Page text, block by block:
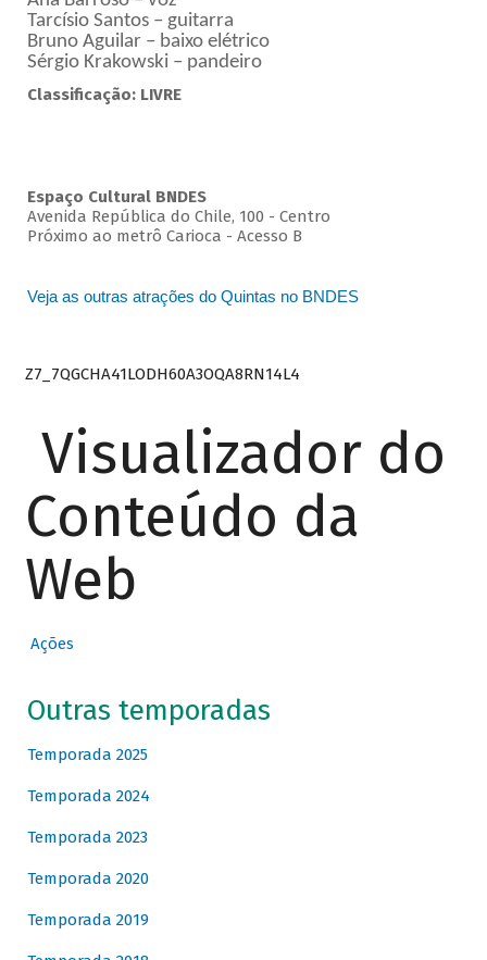
Tarcísio Santos – guitarra
Bruno Aguilar – baixo elétrico
Sérgio Krakowski – pandeiro
Classificação: LIVRE
Espaço Cultural BNDES
Avenida República do Chile, 100 - Centro
Próximo ao metrô Carioca - Acesso B
Veja as outras atrações do Quintas no BNDES
Z7_7QGCHA41LODH60A3OQA8RN14L4
Visualizador do
Conteúdo da
Web
Ações
Outras temporadas
Temporada 2025
Temporada 2024
Temporada 2023
Temporada 2020
Temporada 2019